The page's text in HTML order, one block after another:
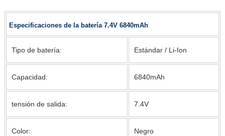
Especificaciones de la batería 7.4V 6840mAh
Tipo de batería: Estándar / Li-Ion
Capacidad: 6840mAh
tensión de salida: 7.4V
Color: Negro